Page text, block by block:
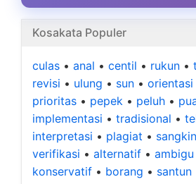
Kosakata Populer
culas • anal • centil • rukun •
revisi • ulung • sun • orientasi
prioritas • pepek • peluh •
implementasi • tradisional •
interpretasi • plagiat •
verifikasi • alternatif • ambigu
konservatif • borang • santun